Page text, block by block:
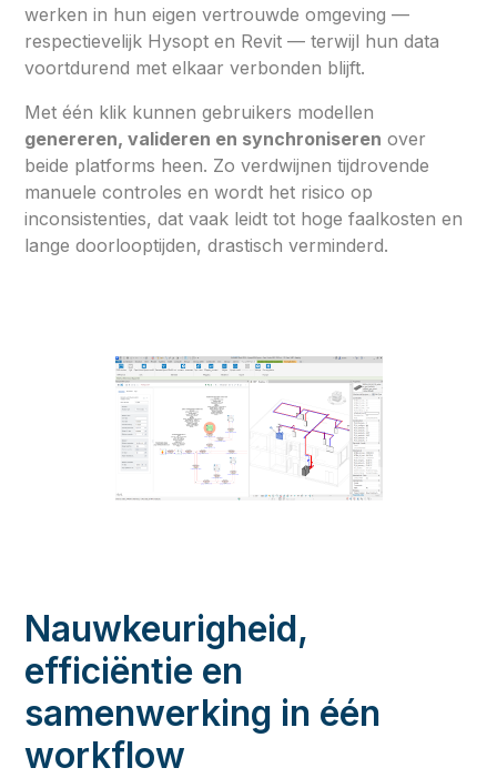
werken in hun eigen vertrouwde omgeving —
respectievelijk Hysopt en Revit — terwijl hun data
voortdurend met elkaar verbonden blijft.
Met één klik kunnen gebruikers modellen
genereren, valideren en synchroniseren over
beide platforms heen. Zo verdwijnen tijdrovende
manuele controles en wordt het risico op
inconsistenties, dat vaak leidt tot hoge faalkosten en
lange doorlooptijden, drastisch verminderd.
Nauwkeurigheid,
efficiëntie en
samenwerking in één
workflow